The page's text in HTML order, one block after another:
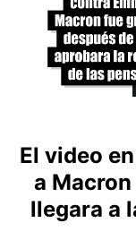
El video
a
llegara a